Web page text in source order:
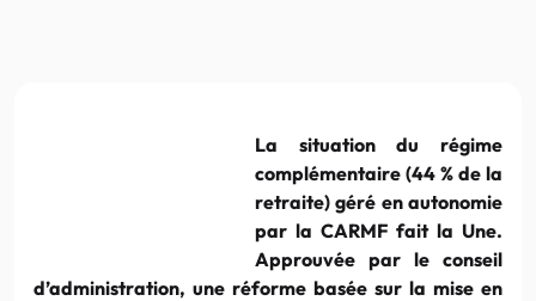
La situation du régime
complémentaire (44 % de la
retraite) géré en autonomie
par la CARMF fait la Une.
Approuvée par le conseil
d’administration, une réforme basée sur la mise en